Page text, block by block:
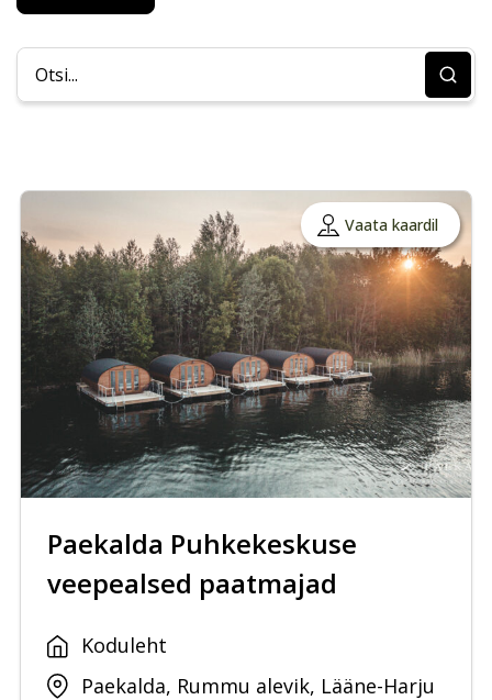
Vaata kaardil
Paekalda Puhkekeskuse
veepealsed paatmajad
Koduleht
Paekalda, Rummu alevik, Lääne-Harju